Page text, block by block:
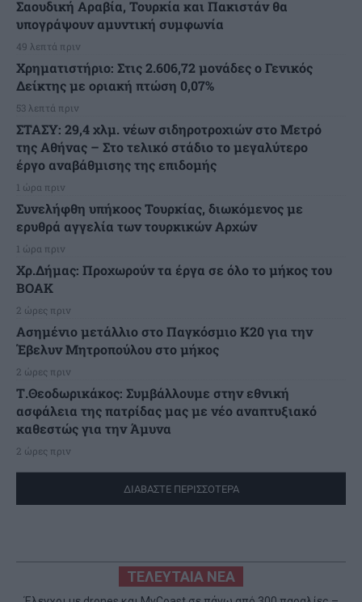
Σαουδική Αραβία, Τουρκία και Πακιστάν θα
υπογράψουν αμυντική συμφωνία
49 λεπτά πριν
Χρηματιστήριο: Στις 2.606,72 μονάδες ο Γενικός
Δείκτης με οριακή πτώση 0,07%
53 λεπτά πριν
ΣΤΑΣΥ: 29,4 χλμ. νέων σιδηροτροχιών στο Μετρό
της Αθήνας – Στο τελικό στάδιο το μεγαλύτερο
έργο αναβάθμισης της επιδομής
1 ώρα πριν
Συνελήφθη υπήκοος Τουρκίας, διωκόμενος με
ερυθρά αγγελία των τουρκικών Αρχών
1 ώρα πριν
Χρ.Δήμας: Προχωρούν τα έργα σε όλο το μήκος του
ΒΟΑΚ
2 ώρες πριν
Ασημένιο μετάλλιο στο Παγκόσμιο Κ20 για την
Έβελυν Μητροπούλου στο μήκος
2 ώρες πριν
Τ.Θεοδωρικάκος: Συμβάλλουμε στην εθνική
ασφάλεια της πατρίδας μας με νέο αναπτυξιακό
καθεστώς για την Άμυνα
2 ώρες πριν
ΔΙΑΒΑΣΤΕ ΠΕΡΙΣΣΟΤΕΡΑ